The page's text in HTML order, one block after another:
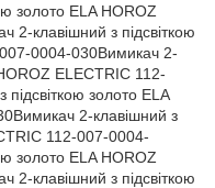
золото ELA HOROZ
клавішний з підсвіткою
0004-030Вимикач 2-
ELECTRIC 112-
золото ELA
2-клавішний з
112-007-0004-
золото ELA HOROZ
клавішний з підсвіткою